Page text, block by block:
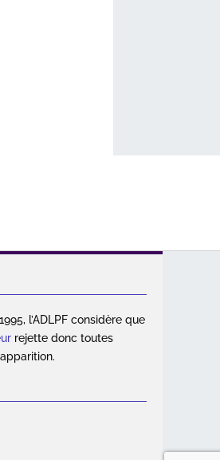
l’ADLPF considère que
rejette donc toutes